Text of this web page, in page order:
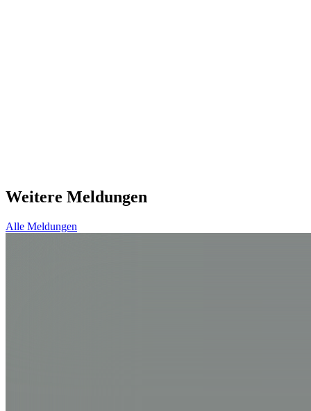
Weitere Meldungen
Alle Meldungen